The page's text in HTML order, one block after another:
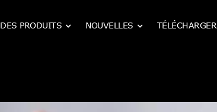
DES PRODUITS NOUVELLES TÉLÉCHARGER